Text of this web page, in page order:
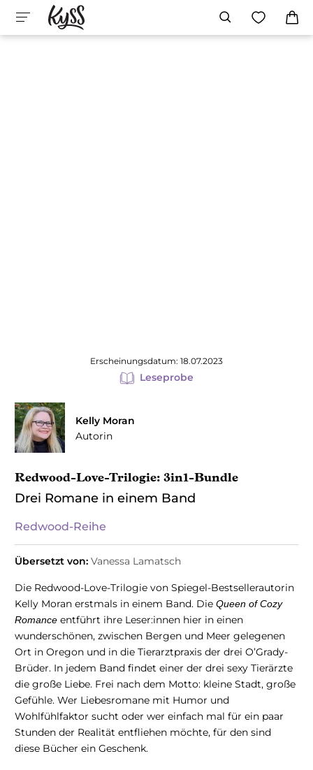
Erscheinungsdatum: 18.07.2023
Leseprobe
Kelly Moran
Autorin
Redwood-Love-Trilogie: 3in1-Bundle
Drei Romane in einem Band
Redwood-Reihe
Übersetzt von: Vanessa Lamatsch
Die Redwood-Love-Trilogie von Spiegel-Bestsellerautorin
Kelly Moran erstmals in einem Band. Die Queen of Cozy
Romanceentführt ihre Leser:innen hier in einen
wunderschönen, zwischen Bergen und Meer gelegenen
Ort in Oregon und in die Tierarztpraxis der drei O’Grady-
Brüder. In jedem Band findet einer der drei sexy Tierärzte
die große Liebe. Frei nach dem Motto: kleine Stadt, große
Gefühle. Wer Liebesromane mit Humor und
Wohlfühlfaktor sucht oder wer einfach mal für ein paar
Stunden der Realität entfliehen möchte, für den sind
diese Bücher ein Geschenk.